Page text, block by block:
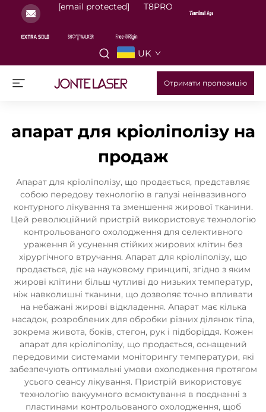
[email protected] T8PRO
UK
Отримати пропозицію
апарат для кріоліполізу на
продаж
Апарат для кріоліполізу, що продається, представляє
собою передову технологію в галузі неінвазивного
контурного лікування та зменшення жирової тканини.
Цей революційний пристрій використовує технологію
контрольованого охолодження для селективного
ураження й усунення стійких жирових клітин без
хірургічного втручання. Апарат для кріоліполізу, що
продається, діє на науковому принципі, згідно з яким
жирові клітини більш чутливі до низьких температур,
ніж навколишні тканини, що дозволяє точно впливати
на небажані жирові відкладення. Апарат має кілька
насадок, розроблених для обробки різних ділянок тіла,
зокрема живота, боків, стегон, рук і підборіддя. Кожен
апарат для кріоліполізу, що продається, оснащений
передовими системами моніторингу температури, які
забезпечують оптимальні умови охолодження протягом
усього сеансу лікування. Пристрій використовує
технологію вакуумного всмоктування в поєднанні з
пластинами контрольованого охолодження, щоб